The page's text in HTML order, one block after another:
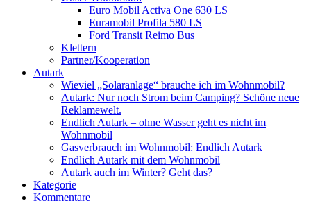
Euro Mobil Activa One 630 LS
Euramobil Profila 580 LS
Ford Transit Reimo Bus
Klettern
Partner/Kooperation
Autark
Wieviel „Solaranlage“ brauche ich im Wohnmobil?
Autark: Nur noch Strom beim Camping? Schöne neue
Reklamewelt.
Endlich Autark – ohne Wasser geht es nicht im
Wohnmobil
Gasverbrauch im Wohnmobil: Endlich Autark
Endlich Autark mit dem Wohnmobil
Autark auch im Winter? Geht das?
Kategorie
Kommentare